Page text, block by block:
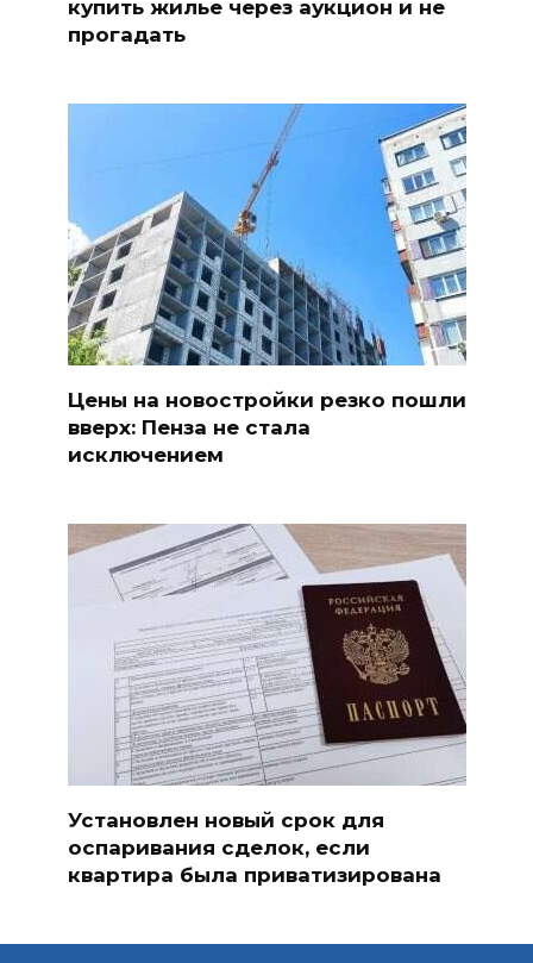
купить жилье через аукцион и не
прогадать
Цены на новостройки резко пошли
вверх: Пенза не стала
исключением
Установлен новый срок для
оспаривания сделок, если
квартира была приватизирована